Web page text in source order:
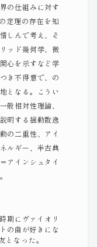
の仕組みに対す
定理の存在を知
しんで考え、そ
ッド幾何学、微
心を示すなど学
き不得意で、の
となる。こうい
般相対性理論、
明する揺動散逸
の二重性、アイ
ルギー、半古典
アインシュタイ
期にヴァイオリ
の曲が好きにな
となった。